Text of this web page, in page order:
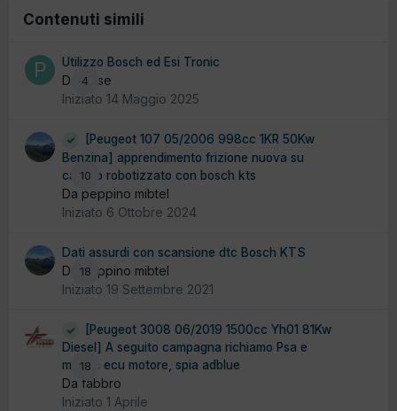
Contenuti simili
4
Utilizzo Bosch ed Esi Tronic
Da Pese
Iniziato 14 Maggio 2025
10
[Peugeot 107 05/2006 998cc 1KR 50Kw
Benzina] apprendimento frizione nuova su
cambio robotizzato con bosch kts
Da peppino mibtel
Iniziato 6 Ottobre 2024
18
Dati assurdi con scansione dtc Bosch KTS
Da peppino mibtel
Iniziato 19 Settembre 2021
18
[Peugeot 3008 06/2019 1500cc Yh01 81Kw
Diesel] A seguito campagna richiamo Psa e
mappa ecu motore, spia adblue
Da fabbro
Iniziato 1 Aprile